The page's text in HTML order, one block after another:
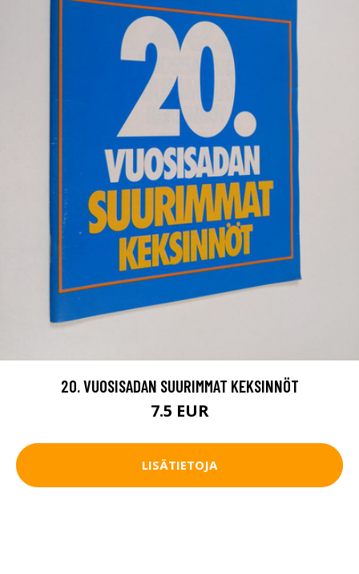
20. VUOSISADAN SUURIMMAT KEKSINNÖT
7.5 EUR
LISÄTIETOJA